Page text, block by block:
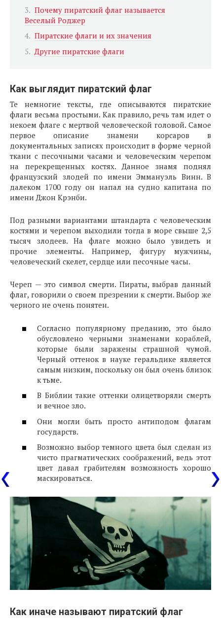
Почему пиратский флаг называется
Веселый Роджер
Пиратские флаги и их значения
Другие пиратские флаги
Как выглядит пиратский флаг
Те немногие тексты, где описываются пиратские
флаги весьма простыми. Как правило, речь там идет о
некоем флаге с мертвой человеческой головой. Самое
первое описание знамени корсаров в
документальных записях происходит в форме черной
ткани с песочными часами и человеческим черепом
на перекрещенных костях. Данное знамя поднял
французский злодей по имени Эммануэль Винн. В
далеком 1700 году он напал на судно капитана по
имени Джон Крэнби.
Под разными вариантами штандарта с человеческим
костями и черепом выходили тогда в море свыше 2,5
тысяч злодеев. На флаге можно было увидеть и
прочие элементы. Например, фигуру мужчины,
человеческий скелет, сердце или песочные часы.
Череп — это символ смерти. Пираты, выбрав данный
флаг, говорили о своем презрении к смерти. Выбор же
черного не очень понятен.
Согласно популярному преданию, это было
обусловлено черными знаменами кораблей,
которые были заражены страшной чумой.
Черный оттенок в науке геральдике является
самым низким, поскольку он был очень близок
к тьме.
В Библии такие оттенки олицетворяли смерть
и вечное зло.
Они могли быть просто антиподом флагам
государств.
Возможно выбор темного цвета был сделан из
чисто прагматических соображений, ведь этот
цвет давал грабителям возможность хорошо
маскироваться.
Как иначе называют пиратский флаг